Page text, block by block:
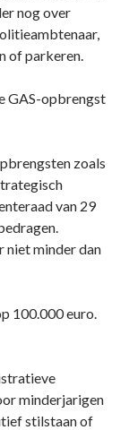
nog over
of parkeren.
GAS-opbrengst
zoals
van 29
niet minder dan
100.000 euro.
minderjarigen
stilstaan of